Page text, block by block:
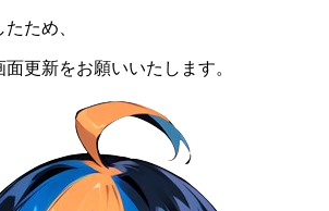
ため、
更新をお願いいたします。